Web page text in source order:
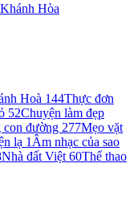
Hòa
Hoà 144Thực đơn
52Chuyện làm đẹp
con đường 277Mẹo vặt
lạ 1 Âm nhạc của sao
Nhà đất Việt 60Thể thao